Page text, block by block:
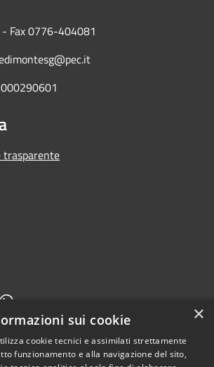
Fax 0776-404081
×
sui cookie
cookie tecnici e assimilati strettamente
funzionamento e alla navigazione del sito,